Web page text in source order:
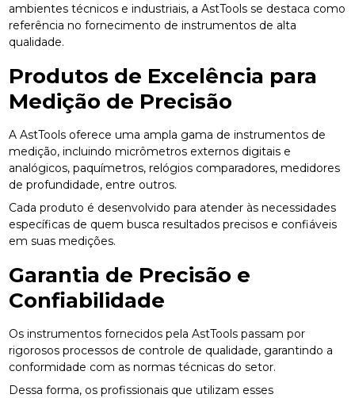
ambientes técnicos e industriais, a AstTools se destaca como
referência no fornecimento de instrumentos de alta
qualidade.
Produtos de Excelência para
Medição de Precisão
A AstTools oferece uma ampla gama de instrumentos de
medição, incluindo micrômetros externos digitais e
analógicos, paquímetros, relógios comparadores, medidores
de profundidade, entre outros.
Cada produto é desenvolvido para atender às necessidades
específicas de quem busca resultados precisos e confiáveis
em suas medições.
Garantia de Precisão e
Confiabilidade
Os instrumentos fornecidos pela AstTools passam por
rigorosos processos de controle de qualidade, garantindo a
conformidade com as normas técnicas do setor.
Dessa forma, os profissionais que utilizam esses